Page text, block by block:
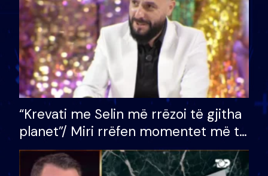
“Krevati me Selin më rrëzoi të gjitha
planet”/ Miri rrëfen momentet më të
bukura në shtëpinë e BB VIP: Do më
mungojë zilja e mëngjesit kur…